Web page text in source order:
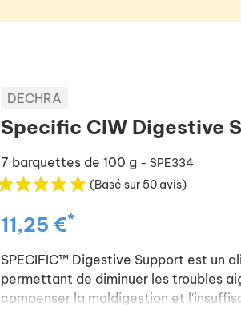
DECHRA
Specific CIW Digestive
7 barquettes de 100 g - SPE334
(Basé sur 50 avis)
11,25 €*
SPECIFIC™ Digestive Support est un
permettant de diminuer les troubles
compenser la maldigestion et